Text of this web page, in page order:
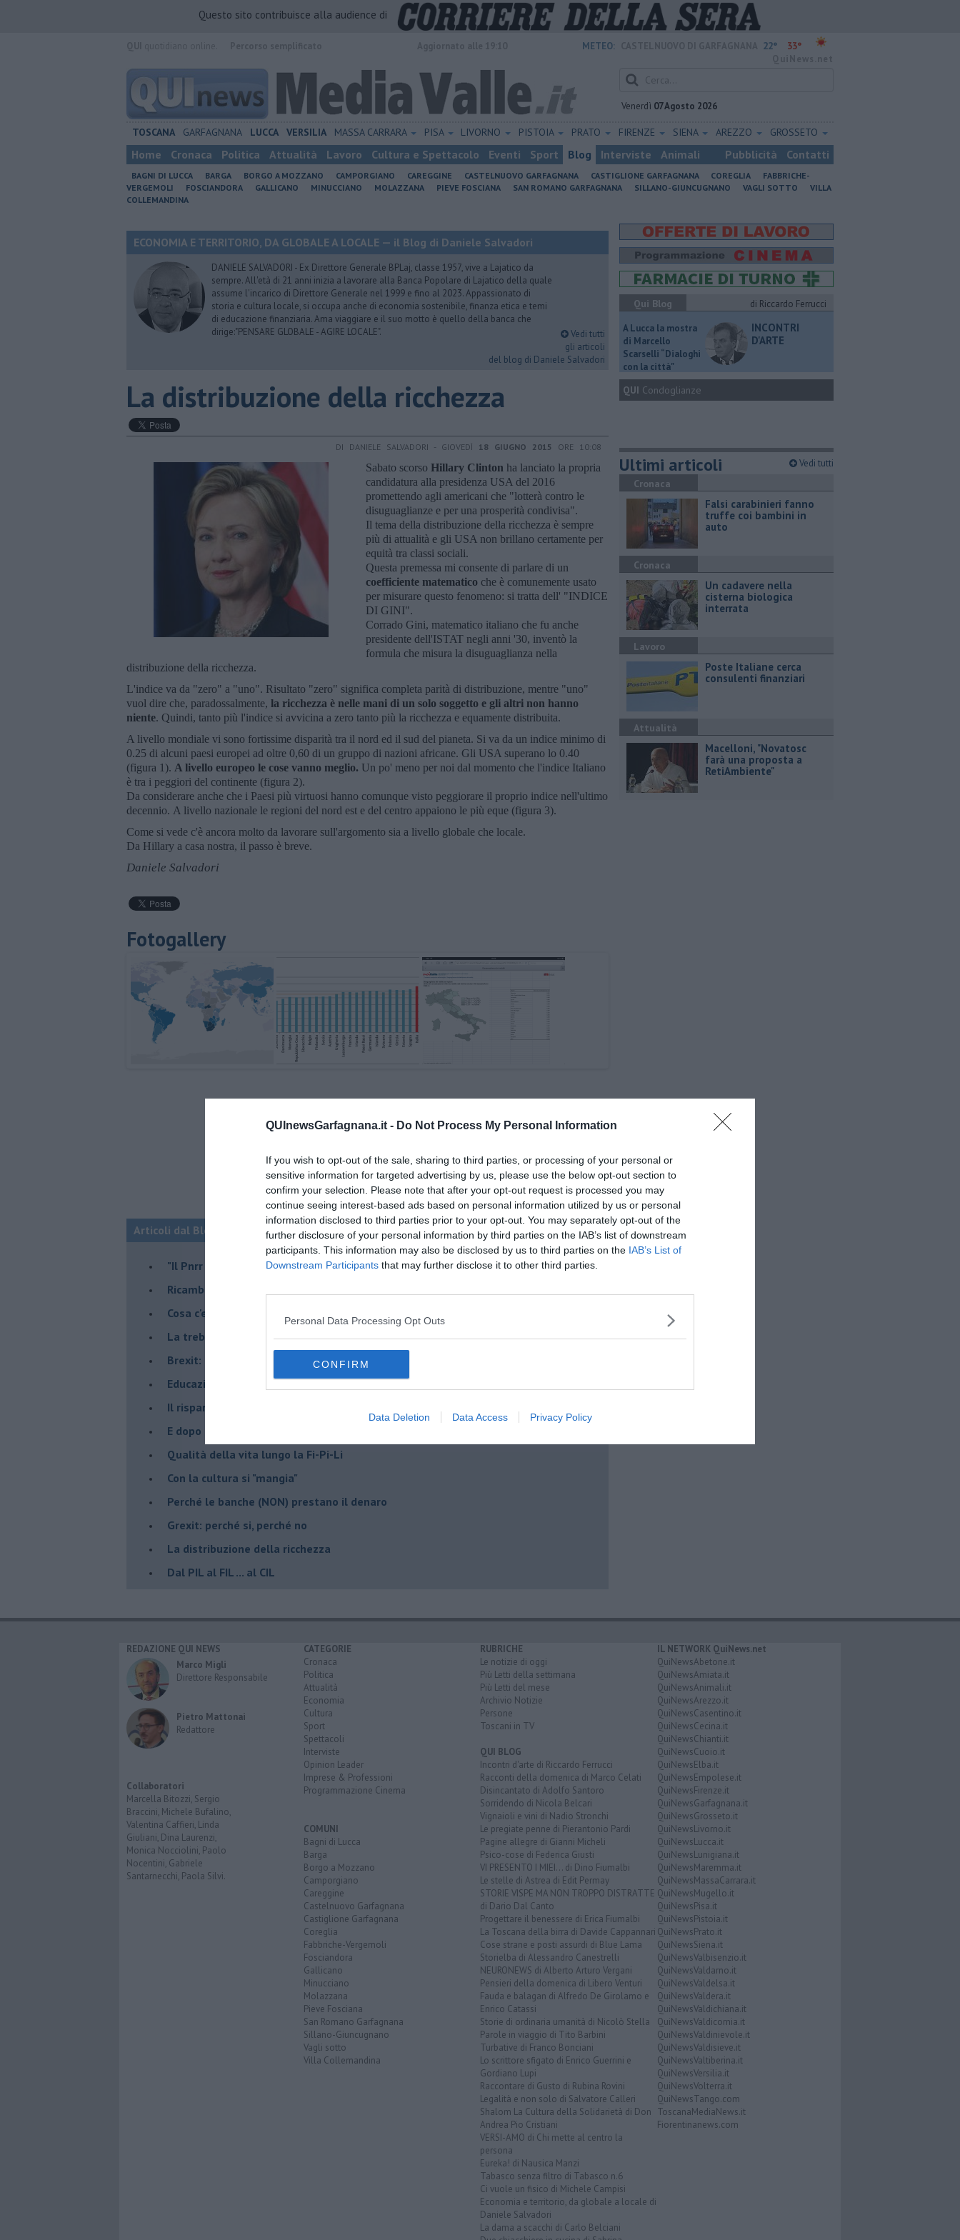
QUInewsGarfagnana.it - Do Not Process My Personal Information
If you wish to opt-out of the sale, sharing to third parties, or processing of your personal or
sensitive information for targeted advertising by us, please use the below opt-out section to
confirm your selection. Please note that after your opt-out request is processed you may
continue seeing interest-based ads based on personal information utilized by us or personal
information disclosed to third parties prior to your opt-out. You may separately opt-out of the
further disclosure of your personal information by third parties on the IAB’s list of downstream
participants. This information may also be disclosed by us to third parties on the IAB’s List of
Downstream Participants that may further disclose it to other third parties.
Personal Data Processing Opt Outs
CONFIRM
Data Deletion Data Access Privacy Policy
Questo sito contribuisce alla audience di
METEO: 22° 33°
Venerdì 07 Agosto 2026
TOSCANA GARFAGNANA LUCCA VERSILIA MASSA CARRARA PISA LIVORNO PISTOIA PRATO FIRENZE SIENA AREZZO GROSSETO
Home Cronaca Politica Attualità Lavoro Cultura e Spettacolo Eventi Sport Blog Interviste Animali Pubblicità Contatti
BAGNI DI LUCCA BARGA BORGO A MOZZANO CAMPORGIANO CAREGGINE CASTELNUOVO GARFAGNANA CASTIGLIONE GARFAGNANA COREGLIA
FABBRICHE-
VERGEMOLI
FOSCIANDORA GALLICANO MINUCCIANO MOLAZZANA PIEVE FOSCIANA SAN ROMANO GARFAGNANA SILLANO-GIUNCUGNANO VAGLI SOTTO
VILLA
COLLEMANDINA
ECONOMIA E TERRITORIO, DA GLOBALE A LOCALE — il Blog di Daniele Salvadori
DANIELE SALVADORI - Ex Direttore Generale BPLaj, classe 1957, vive a Lajatico da
sempre. All'età di 21 anni inizia a lavorare alla Banca Popolare di Lajatico della quale
assume l'incarico di Direttore Generale nel 1999 e fino al 2023. Appassionato di
storia e cultura locale, si occupa anche di economia sostenibile, finanza etica e temi
di educazione finanziaria. Ama viaggiare e il suo motto è quello della banca che
dirige:"PENSARE GLOBALE - AGIRE LOCALE".
Vedi tutti
gli articoli
del blog di Daniele Salvadori
La distribuzione della ricchezza
DI DANIELE SALVADORI - GIOVEDÌ 18 GIUGNO 2015 ORE 10:08
Sabato scorso Hillary Clinton ha lanciato la propria
candidatura alla presidenza USA del 2016
promettendo agli americani che "lotterà contro le
disuguaglianze e per una prosperità condivisa".
Il tema della distribuzione della ricchezza è sempre
più di attualità e gli USA non brillano certamente per
equità tra classi sociali.
Questa premessa mi consente di parlare di un
coefficiente matematico che è comunemente usato
per misurare questo fenomeno: si tratta dell' "INDICE
DI GINI".
Corrado Gini, matematico italiano che fu anche
presidente dell'ISTAT negli anni '30, inventò la
formula che misura la disuguaglianza nella
distribuzione della ricchezza.
L'indice va da "zero" a "uno". Risultato "zero" significa completa parità di distribuzione, mentre "uno"
vuol dire che, paradossalmente, la ricchezza è nelle mani di un solo soggetto e gli altri non hanno
niente. Quindi, tanto più l'indice si avvicina a zero tanto più la ricchezza e equamente distribuita.
A livello mondiale vi sono fortissime disparità tra il nord ed il sud del pianeta. Si va da un indice minimo di
0.25 di alcuni paesi europei ad oltre 0,60 di un gruppo di nazioni africane. Gli USA superano lo 0.40
(figura 1). A livello europeo le cose vanno meglio. Un po' meno per noi dal momento che l'indice Italiano
è tra i peggiori del continente (figura 2).
Da considerare anche che i Paesi più virtuosi hanno comunque visto peggiorare il proprio indice nell'ultimo
decennio. A livello nazionale le regioni del nord est e del centro appaiono le più eque (figura 3).
Come si vede c'è ancora molto da lavorare sull'argomento sia a livello globale che locale.
Da Hillary a casa nostra, il passo è breve.
Daniele Salvadori
Fotogallery
Articoli dal Blog “Economia e territorio, da globale a locale” di Daniele Salvadori
"Il Pnrr può essere il nostro Piano Marshall"
Ricambio generazionale
Cosa c'entra la "Ferrari" ?
La trebbiatrice
Brexit: chi rischia di più?
Educazione finanziaria
Il risparmio tradito
E dopo la crisi... un'altra crisi
Qualità della vita lungo la Fi-Pi-Li
​Con la cultura si "mangia"
​Perché le banche (NON) prestano il denaro
Grexit: perché si, perché no
La distribuzione della ricchezza
Dal PIL al FIL ... al CIL
Qui Blog
di Riccardo Ferrucci
A Lucca la mostra
di Marcello
Scarselli “Dialoghi
con la città"
INCONTRI
D'ARTE
QUI Condoglianze
Ultimi articoli Vedi tutti
Cronaca
Falsi carabinieri fanno
truffe coi bambini in
auto
Cronaca
Un cadavere nella
cisterna biologica
interrata
Lavoro
Poste Italiane cerca
consulenti finanziari
Attualità
Macelloni, "Novatosc
farà una proposta a
RetiAmbiente"
REDAZIONE QUI NEWS
Marco Migli
Direttore Responsabile
Pietro Mattonai
Redattore
Collaboratori
Marcella Bitozzi, Sergio
Braccini, Michele Bufalino,
Valentina Caffieri, Linda
Giuliani, Dina Laurenzi,
Monica Nocciolini, Paolo
Nocentini, Gabriele
Santarnecchi, Paola Silvi.
CATEGORIE
Cronaca
Politica
Attualità
Economia
Cultura
Sport
Spettacoli
Interviste
Opinion Leader
Imprese & Professioni
Programmazione Cinema
COMUNI
Bagni di Lucca
Barga
Borgo a Mozzano
Camporgiano
Careggine
Castelnuovo Garfagnana
Castiglione Garfagnana
Coreglia
Fabbriche-Vergemoli
Fosciandora
Gallicano
Minucciano
Molazzana
Pieve Fosciana
San Romano Garfagnana
Sillano-Giuncugnano
Vagli sotto
Villa Collemandina
RUBRICHE
Le notizie di oggi
Più Letti della settimana
Più Letti del mese
Archivio Notizie
Persone
Toscani in TV
QUI BLOG
Incontri d'arte di Riccardo Ferrucci
Racconti della domenica di Marco Celati
Disincantato di Adolfo Santoro
Sorridendo di Nicola Belcari
Vignaioli e vini di Nadio Stronchi
Le pregiate penne di Pierantonio Pardi
Pagine allegre di Gianni Micheli
Psico-cose di Federica Giusti
VI PRESENTO I MIEI... di Dino Fiumalbi
Le stelle di Astrea di Edit Permay
STORIE VISPE MA NON TROPPO DISTRATTE
di Dario Dal Canto
Progettare il benessere di Erica Fiumalbi
La Toscana della birra di Davide Cappannari
Cose strane e posti assurdi di Blue Lama
Storielba di Alessandro Canestrelli
NEURONEWS di Alberto Arturo Vergani
Pensieri della domenica di Libero Venturi
Fauda e balagan di Alfredo De Girolamo e
Enrico Catassi
Storie di ordinaria umanità di Nicolò Stella
Parole in viaggio di Tito Barbini
Turbative di Franco Bonciani
Lo scrittore sfigato di Enrico Guerrini e
Gordiano Lupi
Raccontare di Gusto di Rubina Rovini
Legalità e non solo di Salvatore Calleri
Shalom La Cultura della Solidarietà di Don
Andrea Pio Cristiani
VERSI-AMO di Chi mette al centro la
persona
Eureka! di Nausica Manzi
Tabasco senza filtro di Tabasco n.6
Ci vuole un fisico di Michele Campisi
Economia e territorio, da globale a locale di
Daniele Salvadori
La dama a scacchi di Carlo Belciani
IL NETWORK QuiNews.net
QuiNewsAbetone.it
QuiNewsAmiata.it
QuiNewsAnimali.it
QuiNewsArezzo.it
QuiNewsCasentino.it
QuiNewsCecina.it
QuiNewsChianti.it
QuiNewsCuoio.it
QuiNewsElba.it
QuiNewsEmpolese.it
QuiNewsFirenze.it
QuiNewsGarfagnana.it
QuiNewsGrosseto.it
QuiNewsLivorno.it
QuiNewsLucca.it
QuiNewsLunigiana.it
QuiNewsMaremma.it
QuiNewsMassaCarrara.it
QuiNewsMugello.it
QuiNewsPisa.it
QuiNewsPistoia.it
QuiNewsPrato.it
QuiNewsSiena.it
QuiNewsValbisenzio.it
QuiNewsValdarno.it
QuiNewsValdelsa.it
QuiNewsValdera.it
QuiNewsValdichiana.it
QuiNewsValdicornia.it
QuiNewsValdinievole.it
QuiNewsValdisieve.it
QuiNewsValtiberina.it
QuiNewsVersilia.it
QuiNewsVolterra.it
QuiNewsTango.com
ToscanaMediaNews.it
Fiorentinanews.com